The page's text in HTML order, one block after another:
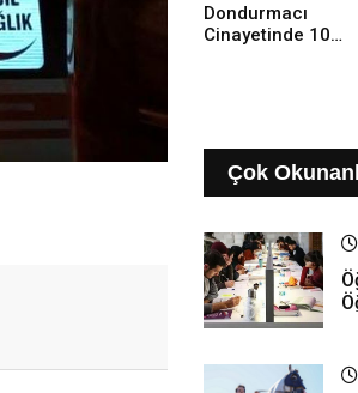
Dondurmacı
Cinayetinde 10
Çok